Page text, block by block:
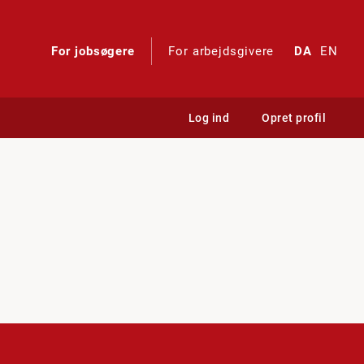
For jobsøgere For arbejdsgivere DA EN
Log ind Opret profil